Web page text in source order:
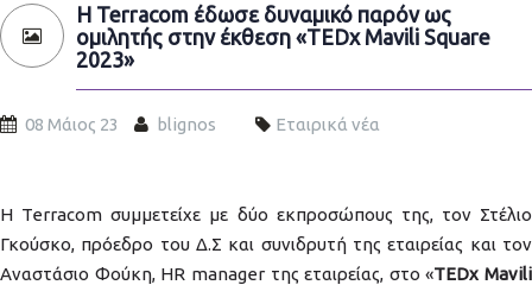
Η Terracom έδωσε δυναμικό παρόν ως
ομιλητής στην έκθεση «TEDx Mavili Square
2023»
08 Μάιος 23 blignos Εταιρικά νέα
Η Terracom συμμετείχε με δύο εκπροσώπους της, τον Στέλιο
Γκούσκο, πρόεδρο του Δ.Σ και συνιδρυτή της εταιρείας και τον
Αναστάσιο Φούκη, HR manager της εταιρείας, στο «TEDx Mavili